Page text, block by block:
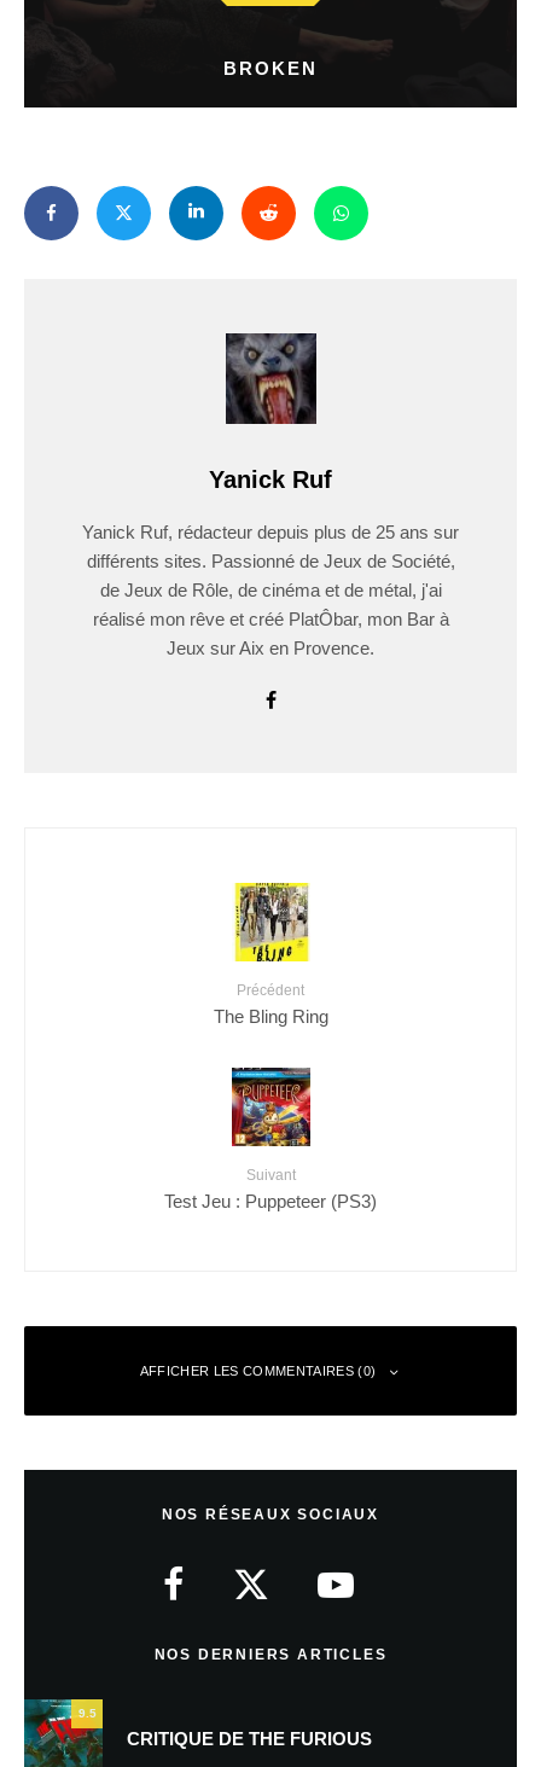
BROKEN
Yanick Ruf
Yanick Ruf, rédacteur depuis plus de 25 ans sur
différents sites. Passionné de Jeux de Société,
de Jeux de Rôle, de cinéma et de métal, j'ai
réalisé mon rêve et créé PlatÔbar, mon Bar à
Jeux sur Aix en Provence.
Précédent
The Bling Ring
Suivant
Test Jeu : Puppeteer (PS3)
AFFICHER LES COMMENTAIRES (0)
NOS RÉSEAUX SOCIAUX
NOS DERNIERS ARTICLES
9.5
CRITIQUE DE THE FURIOUS